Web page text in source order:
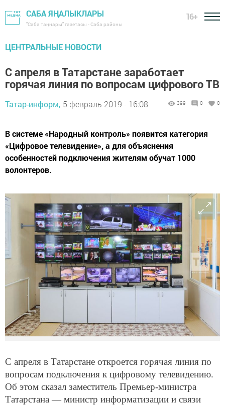
САБА ЯҢАЛЫКЛАРЫ
"Саба таңнары" газетасы - Саба районы
16+
ЦЕНТРАЛЬНЫЕ НОВОСТИ
С апреля в Татарстане заработает
горячая линия по вопросам цифрового ТВ
Татар-информ, 5 февраль 2019 - 16:08 399 0 0
В системе «Народный контроль» появится категория
«Цифровое телевидение», а для объяснения
особенностей подключения жителям обучат 1000
волонтеров.
С апреля в Татарстане откроется горячая линия по
вопросам подключения к цифровому телевидению.
Об этом сказал заместитель Премьер-министра
Татарстана — министр информатизации и связи